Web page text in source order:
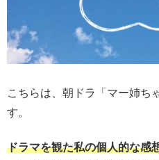
こちらは、朝ドラ「マー姉ち
す。
ドラマを観た私の個人的な感